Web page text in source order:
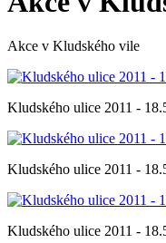
Akce v Kludského vile
Kludského ulice 2011 -
Kludského ulice 2011 -
Kludského ulice 2011 -